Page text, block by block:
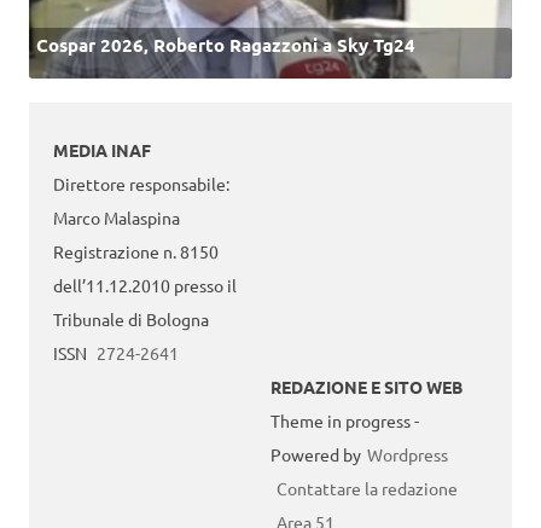
Cospar 2026, Roberto Ragazzoni a Sky Tg24
MEDIA INAF
Direttore responsabile:
Marco Malaspina
Registrazione n. 8150
dell’11.12.2010 presso il
Tribunale di Bologna
ISSN 2724-2641
REDAZIONE E SITO WEB
Theme in progress -
Powered by Wordpress
Contattare la redazione
Area 51